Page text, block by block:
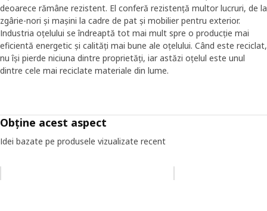
deoarece rămâne rezistent. El conferă rezistență multor lucruri, de la
zgârie-nori și mașini la cadre de pat și mobilier pentru exterior.
Industria oțelului se îndreaptă tot mai mult spre o producție mai
eficientă energetic și calități mai bune ale oțelului. Când este reciclat,
nu își pierde niciuna dintre proprietăți, iar astăzi oțelul este unul
dintre cele mai reciclate materiale din lume.
Obține acest aspect
Idei bazate pe produsele vizualizate recent